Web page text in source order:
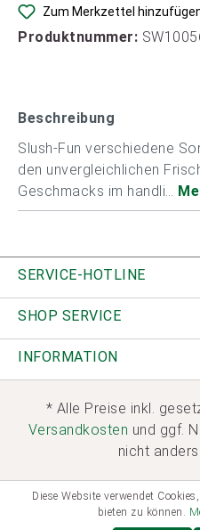
Zum Merkzettel
Produktnummer:
Beschreibung
Slush-Fun verschiedene
den unvergleichlichen
Geschmacks im handli…
SERVICE-HOTLINE
SHOP SERVICE
INFORMATION
* Alle Preise inkl.
Versandkosten und ggf.
nicht
Diese Website verwendet
bieten zu können.